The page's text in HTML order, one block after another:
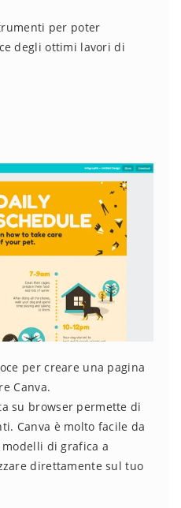
per poter
degli ottimi lavori di
per creare una pagina
Canva.
su browser permette di
Canva è molto facile da
di grafica a
direttamente sul tuo